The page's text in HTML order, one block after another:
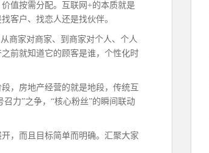
值按需分配。互联网+的本质就是
客户、找恋人还是找伙伴。
家对商家、到商家对个人、个人
前就知道它的顾客是谁，个性化时
，房地产经营的就是地段，传统互
力”之争，“核心粉丝”的瞬间联动
，而且目标简单而明确。汇聚大家